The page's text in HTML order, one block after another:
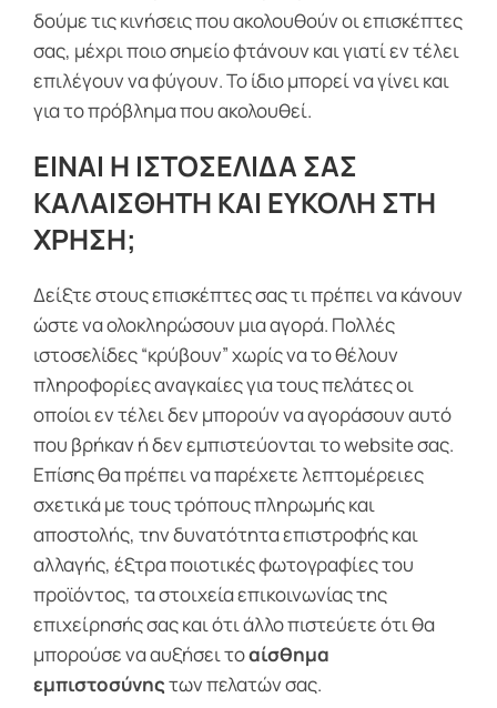
δούμε τις κινήσεις που ακολουθούν οι επισκέπτες
σας, μέχρι ποιο σημείο φτάνουν και γιατί εν τέλει
επιλέγουν να φύγουν. Το ίδιο μπορεί να γίνει και
για το πρόβλημα που ακολουθεί.
ΕΙΝΑΙ Η ΙΣΤΟΣΕΛΙΔΑ ΣΑΣ
ΚΑΛΑΙΣΘΗΤΗ ΚΑΙ ΕΥΚΟΛΗ ΣΤΗ
ΧΡΗΣΗ;
Δείξτε στους επισκέπτες σας τι πρέπει να κάνουν
ώστε να ολοκληρώσουν μια αγορά. Πολλές
ιστοσελίδες “κρύβουν” χωρίς να το θέλουν
πληροφορίες αναγκαίες για τους πελάτες οι
οποίοι εν τέλει δεν μπορούν να αγοράσουν αυτό
που βρήκαν ή δεν εμπιστεύονται το website σας.
Επίσης θα πρέπει να παρέχετε λεπτομέρειες
σχετικά με τους τρόπους πληρωμής και
αποστολής, την δυνατότητα επιστροφής και
αλλαγής, έξτρα ποιοτικές φωτογραφίες του
προϊόντος, τα στοιχεία επικοινωνίας της
επιχείρησής σας και ότι άλλο πιστεύετε ότι θα
μπορούσε να αυξήσει τοαίσθημα
εμπιστοσύνηςτων πελατών σας.